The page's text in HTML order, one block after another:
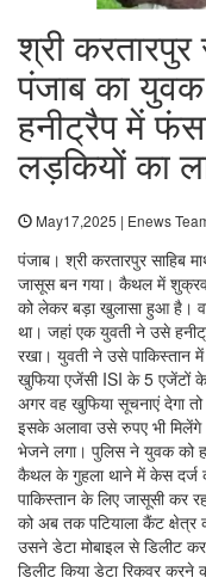
श्री
पंजाब का
हनीट्रैप में
लड़कियों का
May17,2025 | Enews
पंजाब। श्री करतारपुर साहिब
जासूस बन गया। कैथल में
को लेकर बड़ा खुलासा हुआ है।
था। जहां एक युवती ने उसे
रखा। युवती ने उसे पाकिस्तान में
खुफिया एजेंसी ISI के 5 एजेंटों के
अगर वह खुफिया सूचनाएं देगा
इसके अलावा उसे रुपए भी
भेजने लगा। पुलिस ने युवक को
कैथल के गुहला थाने में केस दर्ज
पाकिस्तान के लिए जासूसी कर
को अब तक पटियाला कैंट
उसने डेटा मोबाइल से डिलीट
डिलीट किया डेटा रिकवर करने